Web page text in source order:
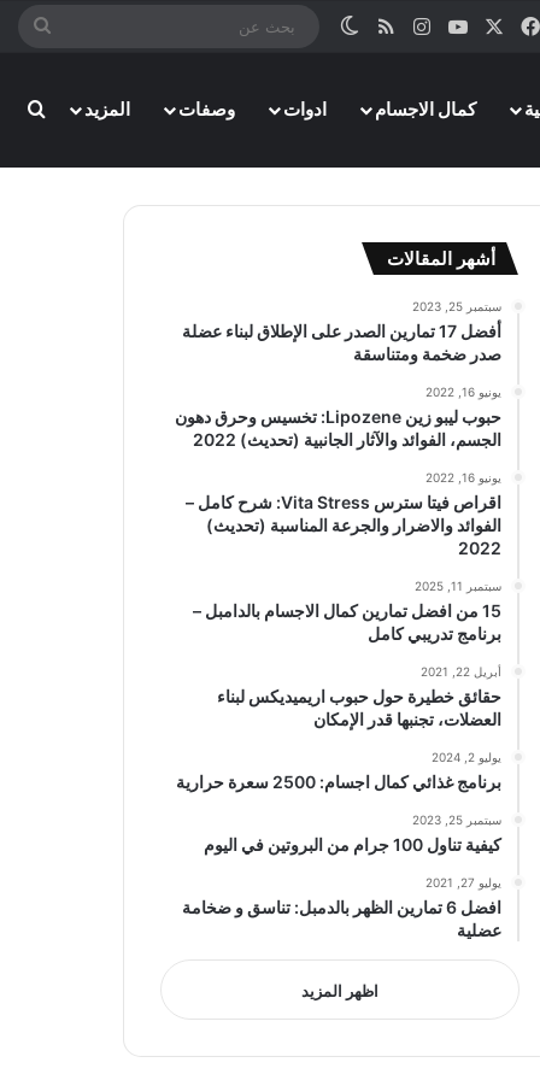
فيسبوك ‫YouTubeانستقرامملخص الموقع RSS
الوضع المظلم
كمال الاجسام ادوات وصفات المزيد
أشهر المقالات
سبتمبر 25, 2023
أفضل 17 تمارين الصدر على الإطلاق لبناء عضلة
صدر ضخمة ومتناسقة
يونيو 16, 2022
حبوب ليبو زين Lipozene: تخسيس وحرق دهون
الجسم، الفوائد والآثار الجانبية (تحديث) 2022
يونيو 16, 2022
اقراص فيتا سترس Vita Stress: شرح كامل –
الفوائد والاضرار والجرعة المناسبة (تحديث)
2022
سبتمبر 11, 2025
15 من افضل تمارين كمال الاجسام بالدامبل –
برنامج تدريبي كامل
أبريل 22, 2021
حقائق خطيرة حول حبوب اريميديكس لبناء
العضلات، تجنبها قدر الإمكان
يوليو 2, 2024
برنامج غذائي كمال اجسام: 2500 سعرة حرارية
سبتمبر 25, 2023
كيفية تناول 100 جرام من البروتين في اليوم
يوليو 27, 2021
افضل 6 تمارين الظهر بالدمبل: تناسق و ضخامة
عضلية
اظهر المزيد